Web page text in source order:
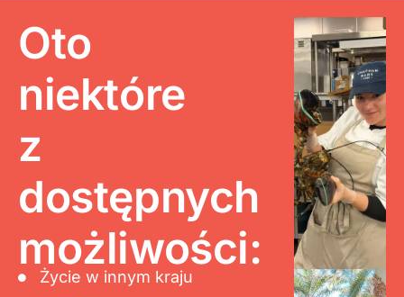
Oto
niektóre
z
dostępnych
możliwości:
Życie w innym kraju